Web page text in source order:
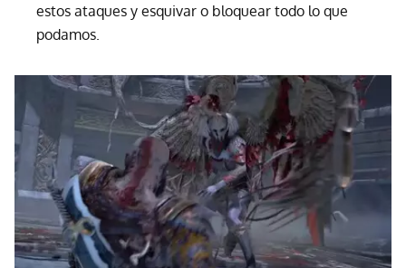
estos ataques y esquivar o bloquear todo lo que
podamos.